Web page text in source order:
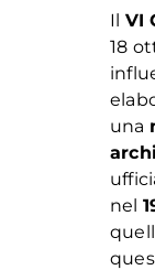
Il VI
18
una
nel